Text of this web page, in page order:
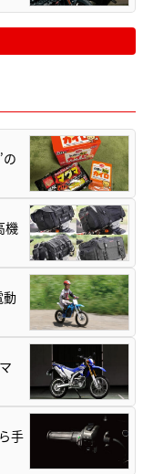
機
動
手